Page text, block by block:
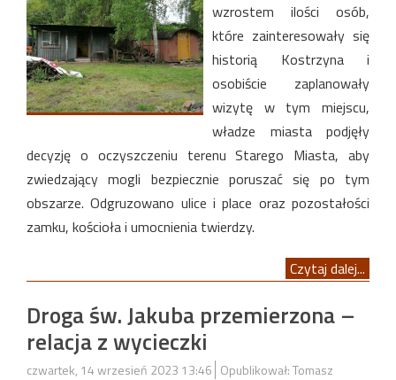
wzrostem ilości osób,
które zainteresowały się
historią Kostrzyna i
osobiście zaplanowały
wizytę w tym miejscu,
władze miasta podjęły
decyzję o oczyszczeniu terenu Starego Miasta, aby
zwiedzający mogli bezpiecznie poruszać się po tym
obszarze. Odgruzowano ulice i place oraz pozostałości
zamku, kościoła i umocnienia twierdzy.
Czytaj dalej...
Droga św. Jakuba przemierzona –
relacja z wycieczki
czwartek, 14 wrzesień 2023 13:46 Opublikował: Tomasz